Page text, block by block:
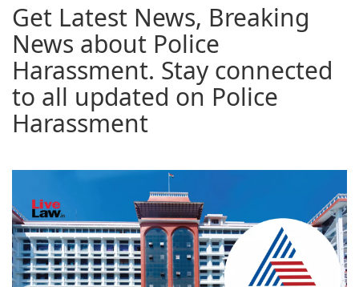
Get Latest News, Breaking
News about Police
Harassment. Stay connected
to all updated on Police
Harassment